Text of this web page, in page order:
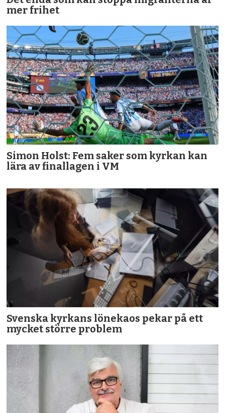
mer frihet
Simon Holst: Fem saker som kyrkan kan
lära av finallagen i VM
Svenska kyrkans lönekaos pekar på ett
mycket större problem